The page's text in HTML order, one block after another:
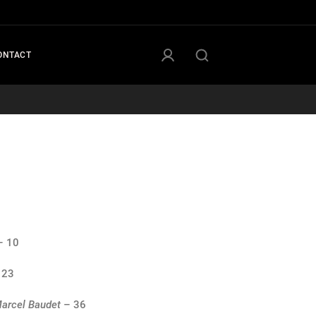
10
Baudet – 36